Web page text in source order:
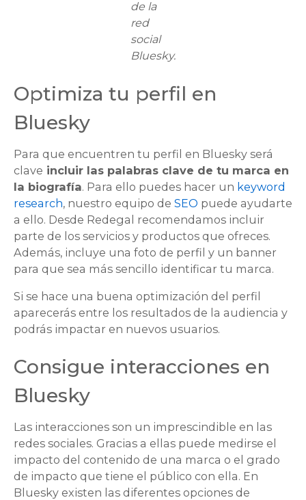
de la
red
social
Bluesky.
Optimiza tu perfil en
Bluesky
Para que encuentren tu perfil en Bluesky será
clave incluir las palabras clave de tu marca en
la biografía. Para ello puedes hacer un keyword
research, nuestro equipo de SEO puede ayudarte
a ello. Desde Redegal recomendamos incluir
parte de los servicios y productos que ofreces.
Además, incluye una foto de perfil y un banner
para que sea más sencillo identificar tu marca.
Si se hace una buena optimización del perfil
aparecerás entre los resultados de la audiencia y
podrás impactar en nuevos usuarios.
Consigue interacciones en
Bluesky
Las interacciones son un imprescindible en las
redes sociales. Gracias a ellas puede medirse el
impacto del contenido de una marca o el grado
de impacto que tiene el público con ella. En
Bluesky existen las diferentes opciones de